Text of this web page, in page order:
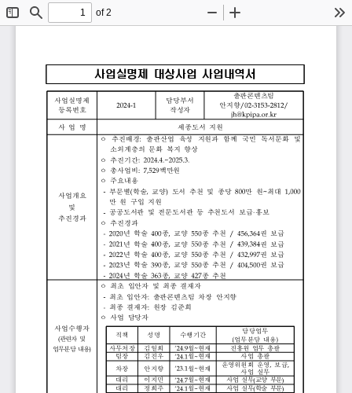
ToggleFind
of 2
Zoom
사업실명제 대상사업 사업내역서
사업실명제
등록번호
2024-1
담당부서
작성자
출판콘텐츠팀
안지향/02-3153-2812/
jh@kpipa.or.kr
사 업 명 세종도서 지원
사업개요
및
추진경과
ᄋ 추진배경: 출판산업 육성 지원과 함께 국민 독서문화
및
소외계층의 문화 복지
향상
ᄋ 추진기간: 2024.4.~2025.3.
ᄋ 총사업비 : 7,529백만원
ᄋ 주요내용
- 부문별(학술, 교양) 도서 추천 및 종당 800만 원 ~최대 1,000
만 원 구입 지원
- 공공도서관 및 전문도서관 등 추천도서 보급·홍보
ᄋ 추진경과
- 2020년 학술 400종, 교양 550종 추천 / 456,364권 보급
- 2021 년 학술 400종, 교양 550종 추천 / 439,384권
보급
- 2022년 학술 400종, 교양 550종 추천 / 432,997권 보급
- 2023년 학술 390종, 교양 550종 추천 / 404,500권 보급
- 2024년 학술 363 종, 교양 427종 추천
사업수행자
(관련자 및
업무분담 내용)
ᄋ 최초 입안자 및 최종 결재자
- 최초 입안자: 출판콘텐츠팀 차장 안지향
- 최종 결재자: 원장 김준희
ᄋ 사업 담당자
직책 성명 수행기간
담당업무
(업무분담 내용)
사무처장
김일희 ‘24.9월~현재 진흥원 업무 총괄
팀장
김진우 ‘24.1 월~현재 사업 총괄
차장
안지향 ‘23.1 월~현재
운영위원회 운영 보급,
사업
실무
대리
이지민 ‘24.7월~현재 사업 실무(교양 부문)
대리
정희주 ‘24.1 월~현재 사업 실무(학술 부문)